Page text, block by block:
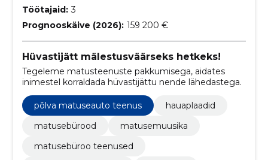
Töötajaid: 3
Prognooskäive (2026): 159 200 €
Hüvastijätt mälestusväärseks hetkeks!
Tegeleme matusteenuste pakkumisega, aidates
inimestel korraldada hüvastijättu nende lähedastega.
põlva matuseauto teenus
hauaplaadid
matusebürood
matusemuusika
matusebüroo teenused